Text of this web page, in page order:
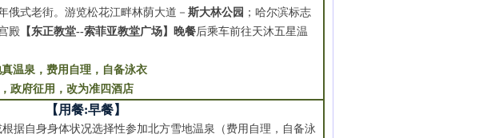
俄式老街。游览松花江畔林荫大道－斯大林公园 ；哈尔滨标志
殿 【东正教堂--索菲亚教堂广场】晚餐后乘车前往天沐五星温
温泉，费用自理，自备泳衣
府征用，改为准四酒店
餐:早餐】
据自身身体状况选择性参加北方雪地温泉（费用自理，自备泳